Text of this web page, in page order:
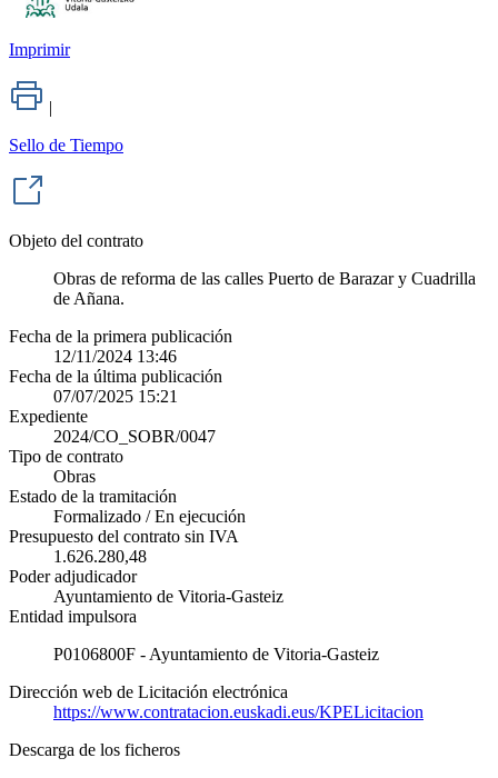
Imprimir
|
Sello de Tiempo
Objeto del contrato
Obras de reforma de las calles Puerto de Barazar y Cuadrilla
de Añana.
Fecha de la primera publicación
12/11/2024 13:46
Fecha de la última publicación
07/07/2025 15:21
Expediente
2024/CO_SOBR/0047
Tipo de contrato
Obras
Estado de la tramitación
Formalizado / En ejecución
Presupuesto del contrato sin IVA
1.626.280,48
Poder adjudicador
Ayuntamiento de Vitoria-Gasteiz
Entidad impulsora
P0106800F - Ayuntamiento de Vitoria-Gasteiz
Dirección web de Licitación electrónica
https://www.contratacion.euskadi.eus/KPELicitacion
Descarga de los ficheros